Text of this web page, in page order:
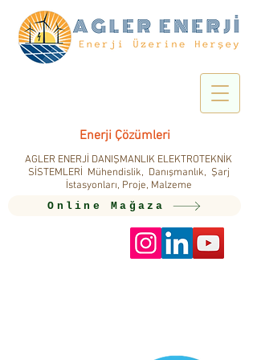
AGLER ENERJİ DANIŞMANLIK ELEKTROTEKNİK
SİSTEMLERİ Mühendislik, Danışmanlık, Şarj
İstasyonları, Proje, Malzeme
Enerji Çözümleri
Online Mağaza